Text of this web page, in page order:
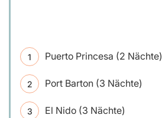
Puerto Princesa (2 Nächte)
Port Barton (3 Nächte)
El Nido (3 Nächte)